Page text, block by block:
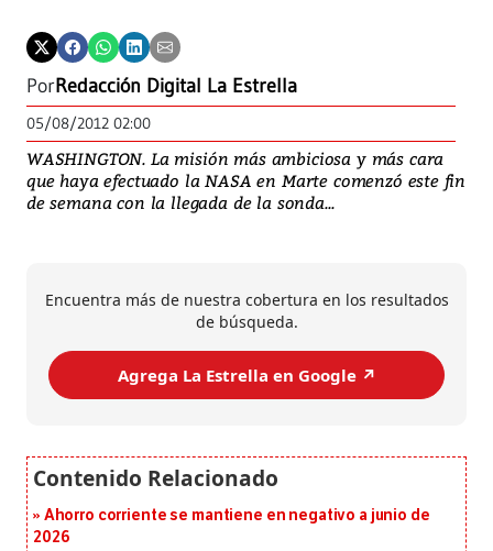
PorRedacción Digital La Estrella
05/08/2012 02:00
WASHINGTON. La misión más ambiciosa y más cara
que haya efectuado la NASA en Marte comenzó este fin
de semana con la llegada de la sonda...
Encuentra más de nuestra cobertura en los resultados
de búsqueda.
Agrega La Estrella en Google ↗️
Ahorro corriente se mantiene en negativo a junio de
2026